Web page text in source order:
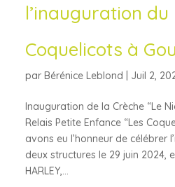
l’inauguration du
Coquelicots à
par Bérénice Leblond Juil 2,
Inauguration de la Crèche “Le
Relais Petite Enfance “Les
avons eu l’honneur de célébrer
deux structures le 29 juin 2024,
HARLEY,...